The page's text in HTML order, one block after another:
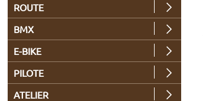
ROUTE
BMX
E-BIKE
PILOTE
ATELIER